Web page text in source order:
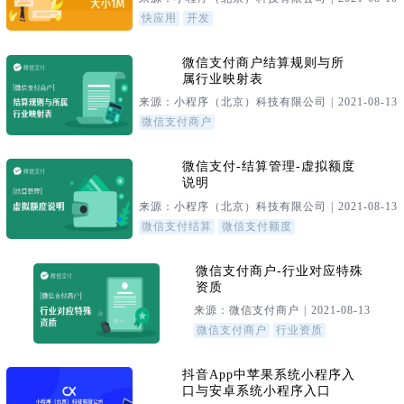
快应用
开发
微信支付商户结算规则与所
属行业映射表
来源：小程序（北京）科技有限公司 | 2021-08-13
微信支付商户
微信支付-结算管理-虚拟额度
说明
来源：小程序（北京）科技有限公司 | 2021-08-13
微信支付结算
微信支付额度
微信支付商户-行业对应特殊
资质
来源：微信支付商户 | 2021-08-13
微信支付商户
行业资质
抖音App中苹果系统小程序入
口与安卓系统小程序入口